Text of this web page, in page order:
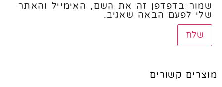
שמור בדפדפן זה את השם, האימייל והאתר
שלי לפעם הבאה שאגיב.
מוצרים קשורים